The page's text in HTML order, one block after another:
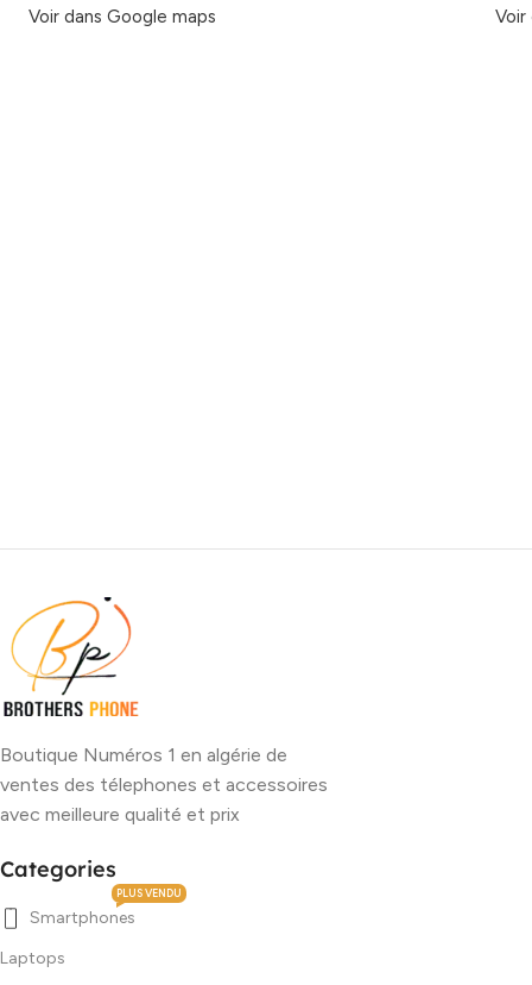
Voir dans Google maps Voir
Boutique Numéros 1 en algérie de
ventes des télephones et accessoires
avec meilleure qualité et prix
Categories
Smartphones
PLUS VENDU
Laptops